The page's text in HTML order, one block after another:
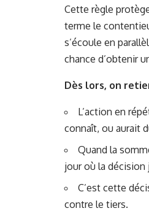
Cette règle
terme le
s’écoule en
chance d’obtenir
Dès lors, on
L’action en
connaît, ou aurait
Quand la
jour où la
C’est cette
contre le tiers.